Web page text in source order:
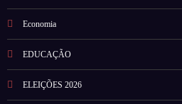
Economia
EDUCAÇÃO
ELEIÇÕES 2026